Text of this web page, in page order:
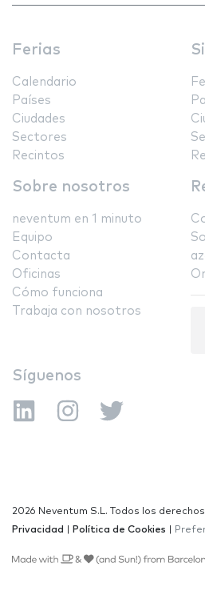
Ferias
Calendario
Países
Ciudades
Sectores
Recintos
Sobre nosotros
neventum en 1 minuto
Equipo
Contacta
Oficinas
Cómo funciona
Trabaja con nosotros
Síguenos
2026 Neventum S.L. Todos los
Privacidad
Política de Cookies